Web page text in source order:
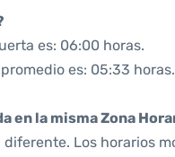
es: 06:00 horas.
es: 05:33 horas.
en la misma Zona
Los horarios